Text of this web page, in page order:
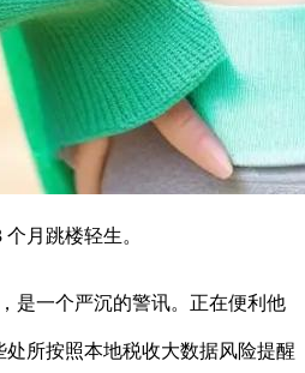
月跳楼轻生。
一个严沉的警讯。正在便利他
所按照本地税收大数据风险提醒